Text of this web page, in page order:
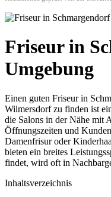
Friseur in
Umgebung
Einen guten Friseur in
Wilmersdorf zu finden ist
die Salons in der Nähe mit
Öffnungszeiten und
Damenfrisur oder
bieten ein breites
findet, wird oft in
Inhaltsverzeichnis